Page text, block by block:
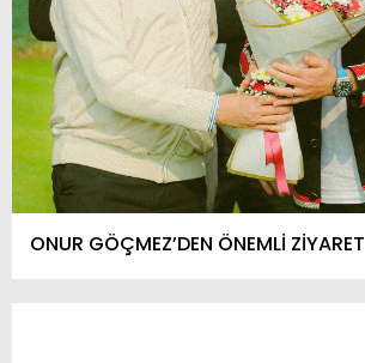
ONUR GÖÇMEZ’DEN ÖNEMLİ ZİYARET